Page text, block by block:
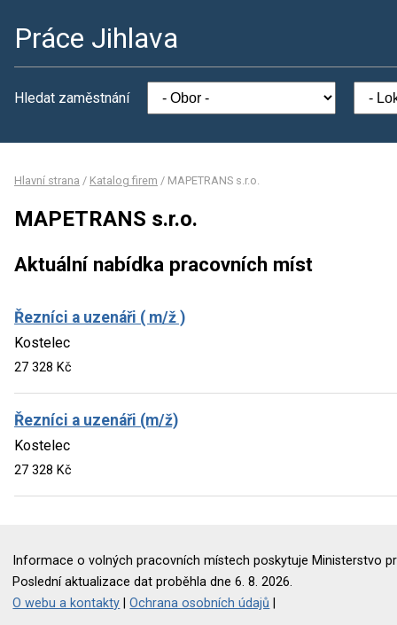
Práce Jihlava
Hledat zaměstnání
Hlavní strana / Katalog firem / MAPETRANS s.r.o.
MAPETRANS s.r.o.
Aktuální nabídka pracovních míst
Řezníci a uzenáři ( m/ž )
Kostelec
27 328 Kč
Řezníci a uzenáři (m/ž)
Kostelec
27 328 Kč
Informace o volných pracovních místech poskytuje Ministerstvo
Poslední aktualizace dat proběhla dne 6. 8. 2026.
O webu a kontakty |Ochrana osobních údajů